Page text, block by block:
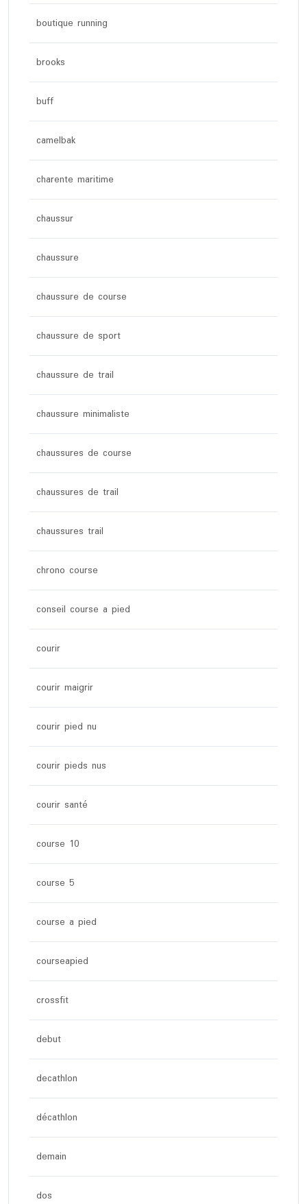
boutique running
brooks
buff
camelbak
charente maritime
chaussur
chaussure
chaussure de course
chaussure de sport
chaussure de trail
chaussure minimaliste
chaussures de course
chaussures de trail
chaussures trail
chrono course
conseil course a pied
courir
courir maigrir
courir pied nu
courir pieds nus
courir santé
course 10
course 5
course a pied
courseapied
crossfit
debut
decathlon
décathlon
demain
dos